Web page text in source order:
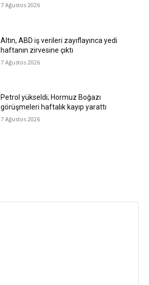
7 Ağustos 2026
Altın, ABD iş verileri zayıflayınca yedi
haftanın zirvesine çıktı
7 Ağustos 2026
Petrol yükseldi; Hormuz Boğazı
görüşmeleri haftalık kayıp yarattı
7 Ağustos 2026